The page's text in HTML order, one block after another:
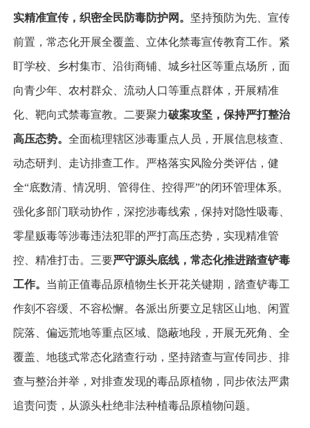
实精准宣传，织密全民防毒防护网。 坚持预防为先、宣传
前置，常态化开展全覆盖、立体化禁毒宣传教育工作。紧
盯学校、乡村集市、沿街商铺、城乡社区等重点场所，面
向青少年、农村群众、流动人口等重点群体，开展精准
化、靶向式禁毒宣教。 二要聚力破案攻坚，保持严打整治
高压态势。 全面梳理辖区涉毒重点人员，开展信息核查、
动态研判、走访排查工作。严格落实风险分类评估，健
全“底数清、情况明、管得住、控得严”的闭环管理体系。
强化多部门联动协作，深挖涉毒线索，保持对隐性吸毒、
零星贩毒等涉毒违法犯罪的严打高压态势，实现精准管
控、精准打击。三要严守源头底线，常态化推进踏查铲毒
工作。 当前正值毒品原植物生长开花关键期，踏查铲毒工
作刻不容缓、不容松懈。各派出所要立足辖区山地、闲置
院落、偏远荒地等重点区域、隐蔽地段，开展无死角、全
覆盖、地毯式常态化踏查行动，坚持踏查与宣传同步、排
查与整治并举，对排查发现的毒品原植物，同步依法严肃
追责问责，从源头杜绝非法种植毒品原植物问题。